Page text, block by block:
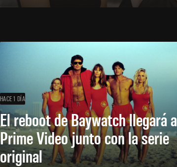
HACE 1 DÍA
El reboot de Baywatch llegará a
Prime Video junto con la serie
original